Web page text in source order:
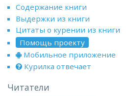
Содержание книги
Выдержки из книги
Цитаты о курении из книги
Помощь проекту
Мобильное приложение
Курилка отвечает
Читатели